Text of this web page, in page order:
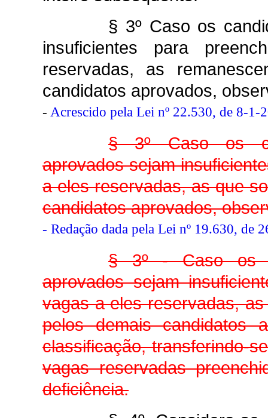
§ 3º Caso os
insuficientes para
reservadas, as
candidatos aprovados,
- Acrescido pela Lei nº 22.530, de 8-1-
§ 3º Caso os
aprovados sejam
a eles reservadas, as que
candidatos aprovados,
- Redação dada pela Lei nº 19.630, de
§ 3º - Caso os
aprovados sejam
vagas a eles reservadas,
pelos demais candidatos
classificação, transferindo-
vagas reservadas
deficiência.